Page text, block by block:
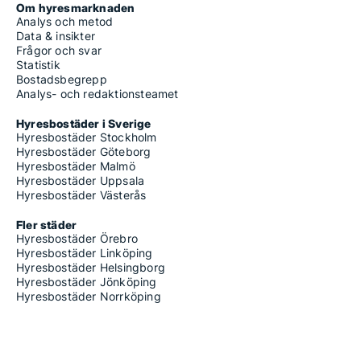
Om hyresmarknaden
Analys och metod
Data & insikter
Frågor och svar
Statistik
Bostadsbegrepp
Analys- och redaktionsteamet
Hyresbostäder i Sverige
Hyresbostäder Stockholm
Hyresbostäder Göteborg
Hyresbostäder Malmö
Hyresbostäder Uppsala
Hyresbostäder Västerås
Fler städer
Hyresbostäder Örebro
Hyresbostäder Linköping
Hyresbostäder Helsingborg
Hyresbostäder Jönköping
Hyresbostäder Norrköping